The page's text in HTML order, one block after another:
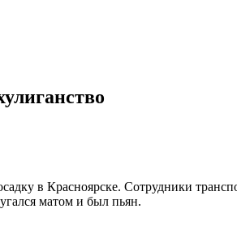
в Красноярске. Сотрудники
матом и был пьян.